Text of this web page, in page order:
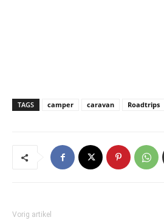
TAGS camper caravan Roadtrips
Vorig artikel